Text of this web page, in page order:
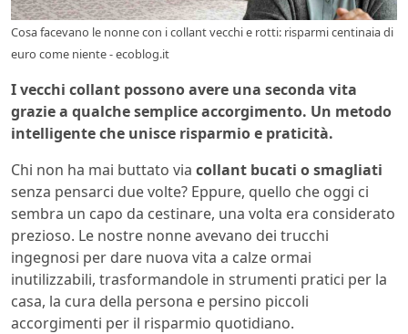
Cosa facevano le nonne con i collant vecchi e rotti: risparmi centinaia di
euro come niente - ecoblog.it
I vecchi collant possono avere una seconda vita
grazie a qualche semplice accorgimento. Un metodo
intelligente che unisce risparmio e praticità.
Chi non ha mai buttato via collant bucati o smagliati
senza pensarci due volte? Eppure, quello che oggi ci
sembra un capo da cestinare, una volta era considerato
prezioso. Le nostre nonne avevano dei trucchi
ingegnosi per dare nuova vita a calze ormai
inutilizzabili, trasformandole in strumenti pratici per la
casa, la cura della persona e persino piccoli
accorgimenti per il risparmio quotidiano.